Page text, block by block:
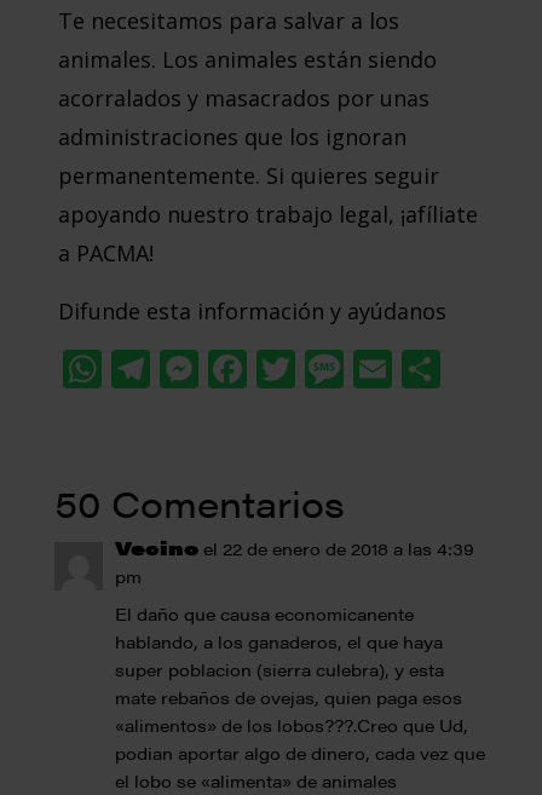
Te necesitamos para salvar a los
animales. Los animales están siendo
acorralados y masacrados por unas
administraciones que los ignoran
permanentemente. Si quieres seguir
apoyando nuestro trabajo legal, ¡afíliate
a PACMA!
Difunde esta información y ayúdanos
WhatsApp
Telegram
Messenger
Facebook
Twitter
Message
Email
50 Comentarios
Vecino el 22 de enero de 2018 a las 4:39
pm
El daño que causa economicanente
hablando, a los ganaderos, el que haya
super poblacion (sierra culebra), y esta
mate rebaños de ovejas, quien paga esos
«alimentos» de los lobos???.Creo que Ud,
podian aportar algo de dinero, cada vez que
el lobo se «alimenta» de animales